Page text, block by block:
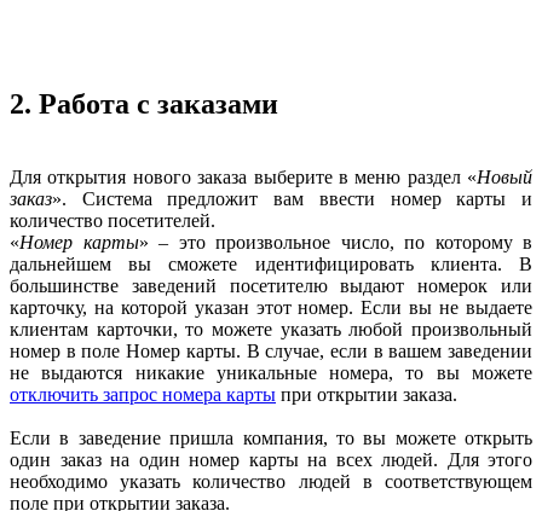
2. Работа с заказами
Для открытия нового заказа выберите в меню раздел «Новый
заказ». Система предложит вам ввести номер карты и
количество посетителей.
«Номер карты» – это произвольное число, по которому в
дальнейшем вы сможете идентифицировать клиента. В
большинстве заведений посетителю выдают номерок или
карточку, на которой указан этот номер. Если вы не выдаете
клиентам карточки, то можете указать любой произвольный
номер в поле Номер карты. В случае, если в вашем заведении
не выдаются никакие уникальные номера, то вы можете
отключить запрос номера карты при открытии заказа.
Если в заведение пришла компания, то вы можете открыть
один заказ на один номер карты на всех людей. Для этого
необходимо указать количество людей в соответствующем
поле при открытии заказа.